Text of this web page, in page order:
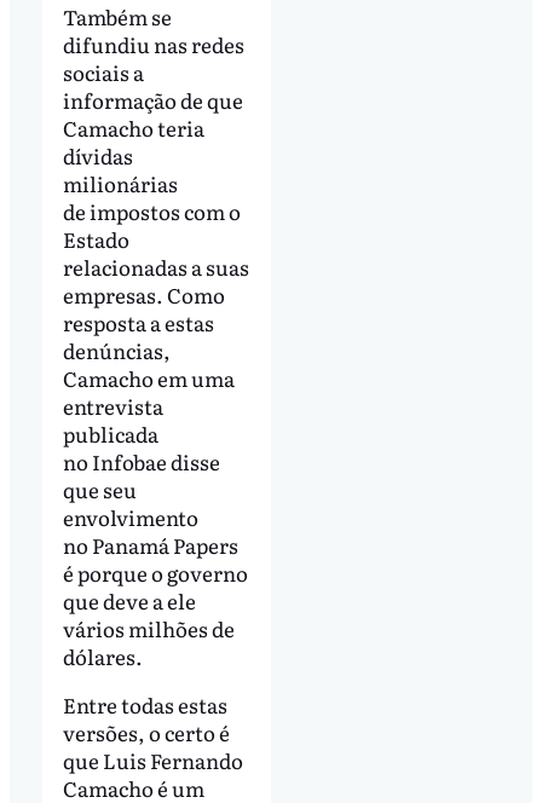
Também se
difundiu nas redes
sociais a
informação de que
Camacho teria
dívidas
milionárias
de impostos com o
Estado
relacionadas a suas
empresas. Como
resposta a estas
denúncias,
Camacho em uma
entrevista
publicada
no Infobae disse
que seu
envolvimento
no Panamá Papers
é porque o governo
que deve a ele
vários milhões de
dólares.
Entre todas estas
versões, o certo é
que Luis Fernando
Camacho é um